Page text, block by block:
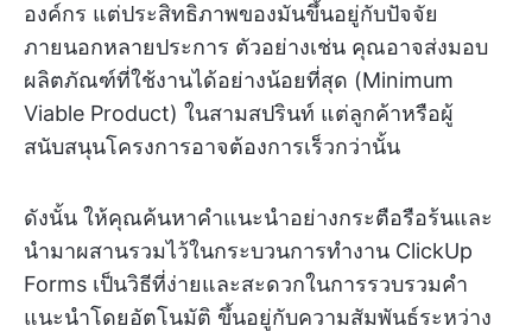
องค์กร แต่ประสิทธิภาพของมันขึ้นอยู่กับปัจจัย
ภายนอกหลายประการ ตัวอย่างเช่น คุณอาจส่งมอบ
ผลิตภัณฑ์ที่ใช้งานได้อย่างน้อยที่สุด (Minimum
Viable Product) ในสามสปรินท์ แต่ลูกค้าหรือผู้
สนับสนุนโครงการอาจต้องการเร็วกว่านั้น
ดังนั้น ให้คุณค้นหาคำแนะนำอย่างกระตือรือร้นและ
นำมาผสานรวมไว้ในกระบวนการทำงาน ClickUp
Forms เป็นวิธีที่ง่ายและสะดวกในการรวบรวมคำ
แนะนำโดยอัตโนมัติ ขึ้นอยู่กับความสัมพันธ์ระหว่าง